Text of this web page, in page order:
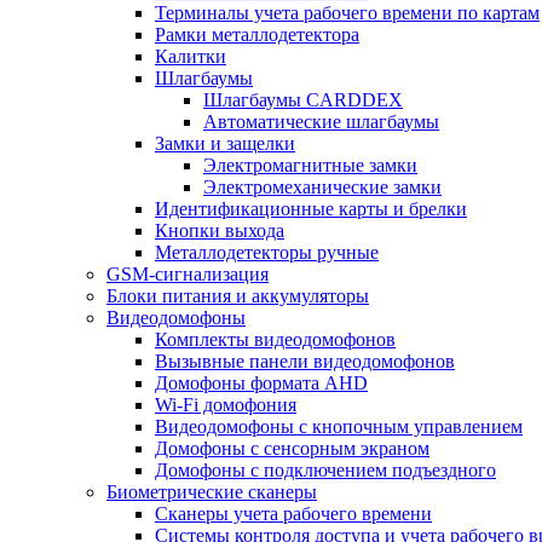
Терминалы учета рабочего времени по картам
Рамки металлодетектора
Калитки
Шлагбаумы
Шлагбаумы CARDDEX
Автоматические шлагбаумы
Замки и защелки
Электромагнитные замки
Электромеханические замки
Идентификационные карты и брелки
Кнопки выхода
Металлодетекторы ручные
GSM-сигнализация
Блоки питания и аккумуляторы
Видеодомофоны
Комплекты видеодомофонов
Вызывные панели видеодомофонов
Домофоны формата AHD
Wi-Fi домофония
Видеодомофоны с кнопочным управлением
Домофоны с сенсорным экраном
Домофоны с подключением подъездного
Биометрические сканеры
Сканеры учета рабочего времени
Системы контроля доступа и учета рабочего